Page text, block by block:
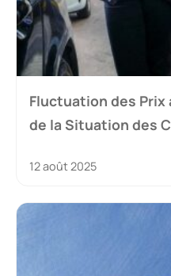
Fluctuation des Prix
de la Situation des
12 août 2025